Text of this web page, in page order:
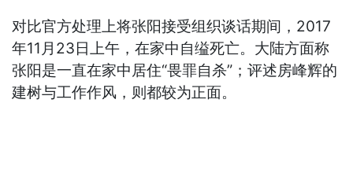
对比官方处理上将张阳接受组织谈话期间，2017
年11月23日上午，在家中自缢死亡。大陆方面称
张阳是一直在家中居住“畏罪自杀”；评述房峰辉的
建树与工作作风，则都较为正面。